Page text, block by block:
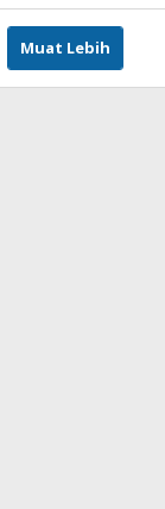
Muat Lebih